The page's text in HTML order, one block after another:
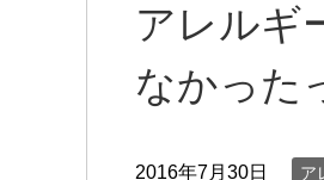
アレルギ
なかった
2016年7月30日 ア